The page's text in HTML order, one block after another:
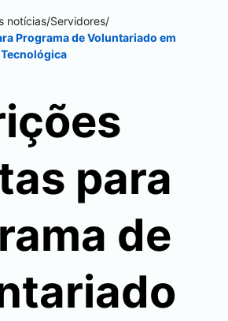
notícias/Servidores/
Programa de Voluntariado em
para
de